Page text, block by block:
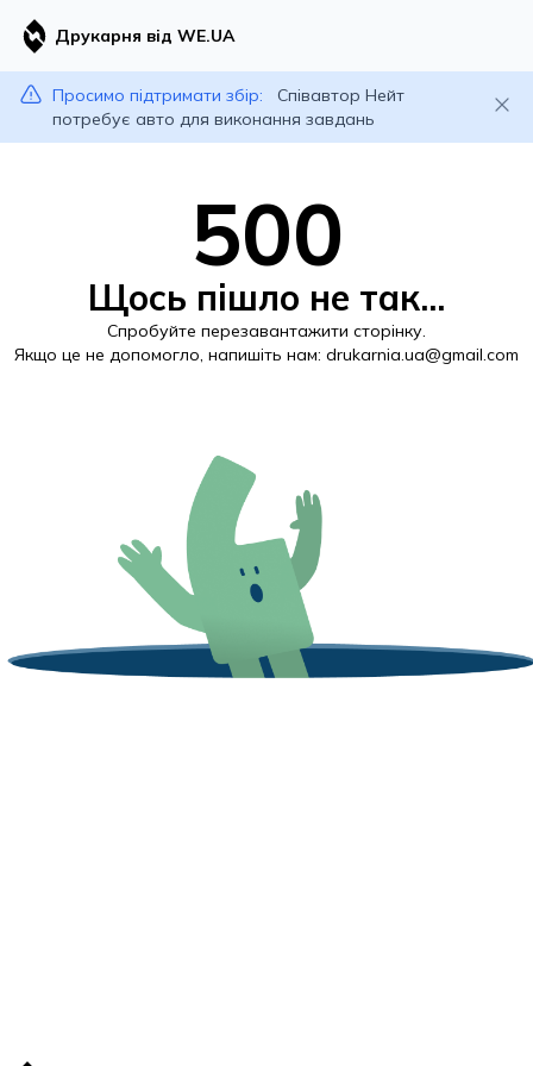
Друкарня від WE.UA
Просимо підтримати збір:
Співавтор Нейт
потребує авто для виконання завдань
500
Щось пішло не так...
Спробуйте перезавантажити сторінку.
Якщо це не допомогло, напишіть нам: drukarnia.ua@gmail.com